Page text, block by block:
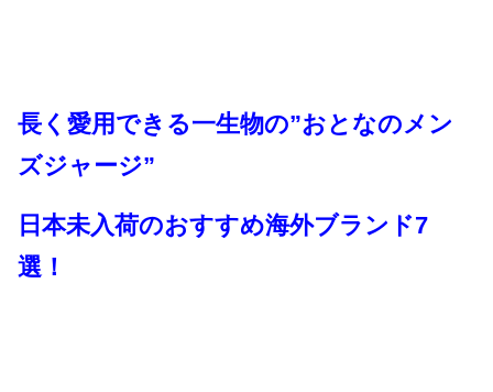
長く愛用できる一生物の”おとなのメン
ズジャージ”
日本未入荷のおすすめ海外ブランド7
選！